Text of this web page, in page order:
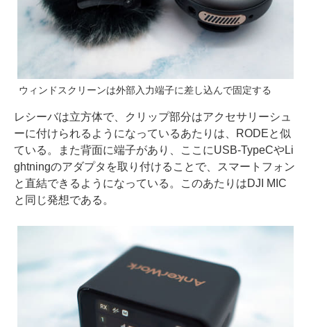
ウィンドスクリーンは外部入力端子に差し込んで固定する
レシーバは立方体で、クリップ部分はアクセサリーシュ
ーに付けられるようになっているあたりは、RODEと似
ている。また背面に端子があり、ここにUSB-TypeCやLi
ghtningのアダプタを取り付けることで、スマートフォン
と直結できるようになっている。このあたりはDJI MIC
と同じ発想である。